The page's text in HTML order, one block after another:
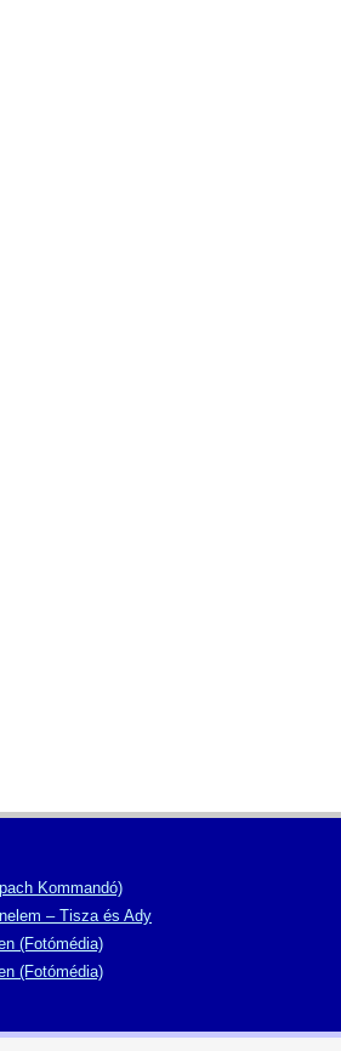
Kommandó)
– Tisza és Ady
(Fotómédia)
(Fotómédia)